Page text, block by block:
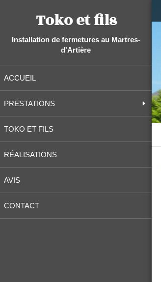
Toko et fils
Installation de fermetures au Martres-
d'Artière
ACCUEIL
PRESTATIONS
TOKO ET FILS
RÉALISATIONS
AVIS
CONTACT